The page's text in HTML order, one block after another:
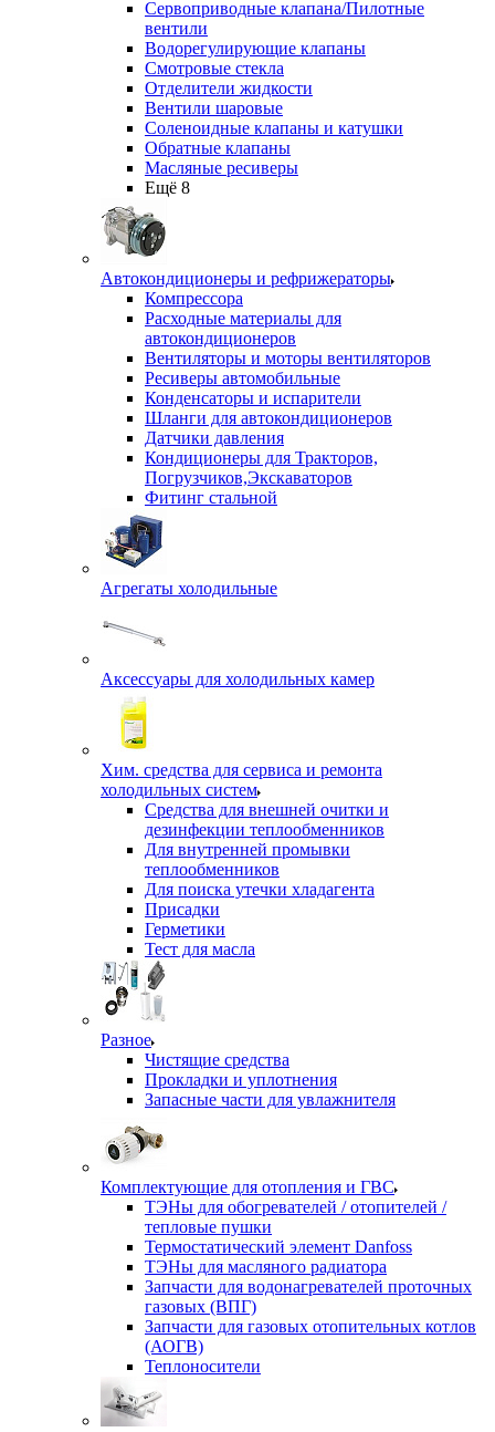
Сервоприводные клапана/Пилотные
вентили
Водорегулирующие клапаны
Смотровые стекла
Отделители жидкости
Вентили шаровые
Соленоидные клапаны и катушки
Обратные клапаны
Масляные ресиверы
Ещё 8
Автокондиционеры и рефрижераторы
Компрессора
Расходные материалы для
автокондиционеров
Вентиляторы и моторы вентиляторов
Ресиверы автомобильные
Конденсаторы и испарители
Шланги для автокондиционеров
Датчики давления
Кондиционеры для Тракторов,
Погрузчиков,Экскаваторов
Фитинг стальной
Агрегаты холодильные
Аксессуары для холодильных камер
Хим. средства для сервиса и ремонта
холодильных систем
Средства для внешней очитки и
дезинфекции теплообменников
Для внутренней промывки
теплообменников
Для поиска утечки хладагента
Присадки
Герметики
Тест для масла
Разное
Чистящие средства
Прокладки и уплотнения
Запасные части для увлажнителя
Комплектующие для отопления и ГВС
ТЭНы для обогревателей / отопителей /
тепловые пушки
Термостатический элемент Danfoss
ТЭНы для масляного радиатора
Запчасти для водонагревателей проточных
газовых (ВПГ)
Запчасти для газовых отопительных котлов
(АОГВ)
Теплоносители